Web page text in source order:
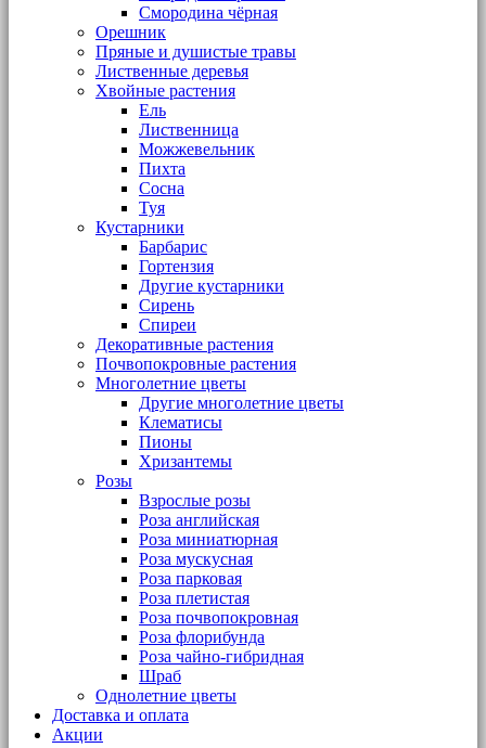
Смородина чёрная
Орешник
Пряные и душистые травы
Лиственные деревья
Хвойные растения
Ель
Лиственница
Можжевельник
Пихта
Сосна
Туя
Кустарники
Барбарис
Гортензия
Другие кустарники
Сирень
Спиреи
Декоративные растения
Почвопокровные растения
Многолетние цветы
Другие многолетние цветы
Клематисы
Пионы
Хризантемы
Розы
Взрослые розы
Роза английская
Роза миниатюрная
Роза мускусная
Роза парковая
Роза плетистая
Роза почвопокровная
Роза флорибунда
Роза чайно-гибридная
Шраб
Однолетние цветы
Доставка и оплата
Акции